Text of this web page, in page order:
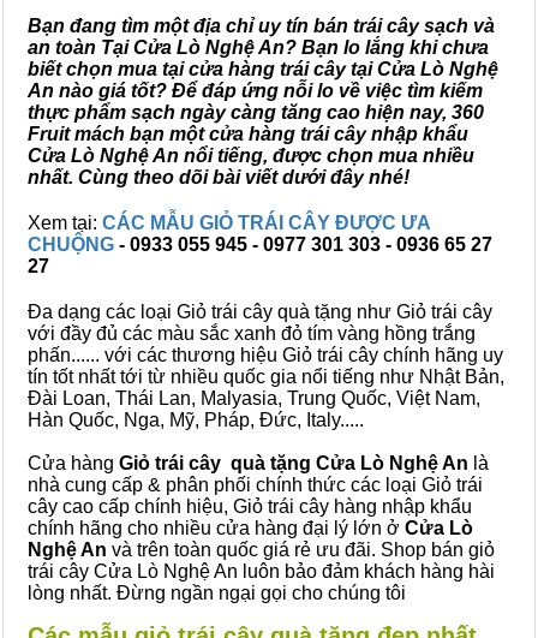
Bạn đang tìm một địa chỉ uy tín bán trái cây sạch và
an toàn Tại Cửa Lò Nghệ An? Bạn lo lắng khi chưa
biết chọn mua tại cửa hàng trái cây tại Cửa Lò Nghệ
An nào giá tốt? Để đáp ứng nỗi lo về việc tìm kiếm
thực phẩm sạch ngày càng tăng cao hiện nay, 360
Fruit mách bạn một cửa hàng trái cây nhập khẩu
Cửa Lò Nghệ An nổi tiếng, được chọn mua nhiều
nhất. Cùng theo dõi bài viết dưới đây nhé!
Xem tại: CÁC MẪU GIỎ TRÁI CÂY ĐƯỢC ƯA
CHUỘNG - 0933 055 945 - 0977 301 303 - 0936 65 27
27
Đa dạng các loại Giỏ trái cây quà tặng như Giỏ trái cây
với đầy đủ các màu sắc xanh đỏ tím vàng hồng trắng
phấn...... với các thương hiệu Giỏ trái cây chính hãng uy
tín tốt nhất tới từ nhiều quốc gia nổi tiếng như Nhật Bản,
Đài Loan, Thái Lan, Malyasia, Trung Quốc, Việt Nam,
Hàn Quốc, Nga, Mỹ, Pháp, Đức, Italy.....
Cửa hàng Giỏ trái cây quà tặng Cửa Lò Nghệ An là
nhà cung cấp & phân phối chính thức các loại Giỏ trái
cây cao cấp chính hiệu, Giỏ trái cây hàng nhập khẩu
chính hãng cho nhiều cửa hàng đại lý lớn ở Cửa Lò
Nghệ An và trên toàn quốc giá rẻ ưu đãi. Shop bán giỏ
trái cây Cửa Lò Nghệ An luôn bảo đảm khách hàng hài
lòng nhất. Đừng ngần ngại gọi cho chúng tôi